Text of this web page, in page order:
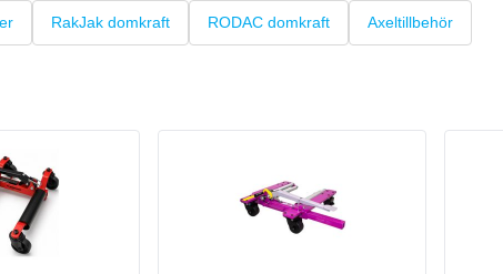
RakJak domkraft RODAC domkraft Axeltillbehör